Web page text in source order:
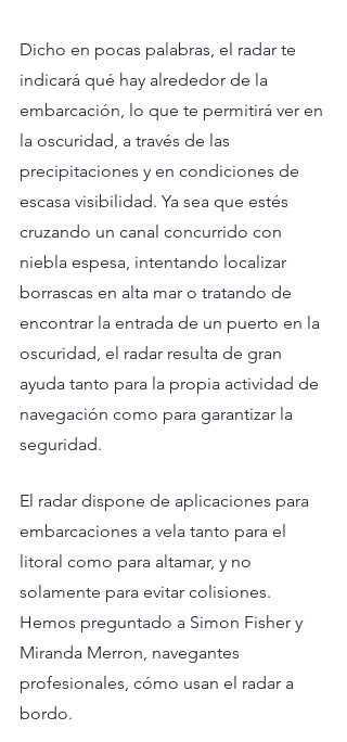
Dicho en pocas palabras, el radar te
indicará qué hay alrededor de la
embarcación, lo que te permitirá ver en
la oscuridad, a través de las
precipitaciones y en condiciones de
escasa visibilidad. Ya sea que estés
cruzando un canal concurrido con
niebla espesa, intentando localizar
borrascas en alta mar o tratando de
encontrar la entrada de un puerto en la
oscuridad, el radar resulta de gran
ayuda tanto para la propia actividad de
navegación como para garantizar la
seguridad.
El radar dispone de aplicaciones para
embarcaciones a vela tanto para el
litoral como para altamar, y no
solamente para evitar colisiones.
Hemos preguntado a Simon Fisher y
Miranda Merron, navegantes
profesionales, cómo usan el radar a
bordo.